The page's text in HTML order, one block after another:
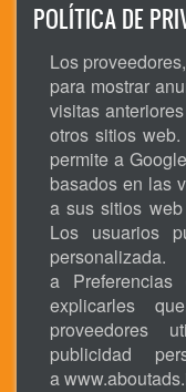
POLÍTICA DE
Los
para mostrar
visitas
otros sitios
permite a
basados en las
a sus sitios
Los usuarios
a Preferencias
explicarles
proveedores
publicidad
a